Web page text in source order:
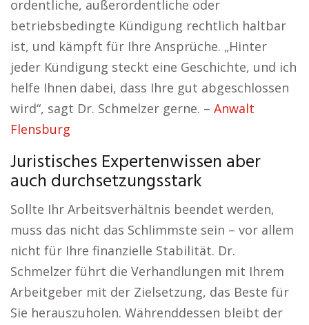
ordentliche, außerordentliche oder
betriebsbedingte Kündigung rechtlich haltbar
ist, und kämpft für Ihre Ansprüche. „Hinter
jeder Kündigung steckt eine Geschichte, und ich
helfe Ihnen dabei, dass Ihre gut abgeschlossen
wird“, sagt Dr. Schmelzer gerne. – Anwalt
Flensburg
Juristisches Expertenwissen aber
auch durchsetzungsstark
Sollte Ihr Arbeitsverhältnis beendet werden,
muss das nicht das Schlimmste sein – vor allem
nicht für Ihre finanzielle Stabilität. Dr.
Schmelzer führt die Verhandlungen mit Ihrem
Arbeitgeber mit der Zielsetzung, das Beste für
Sie herauszuholen. Währenddessen bleibt der